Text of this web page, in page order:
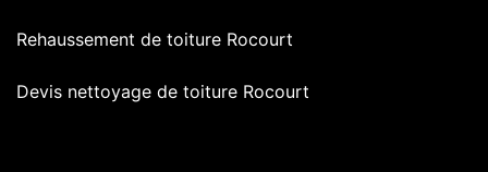
Rehaussement de toiture Rocourt
Devis nettoyage de toiture Rocourt